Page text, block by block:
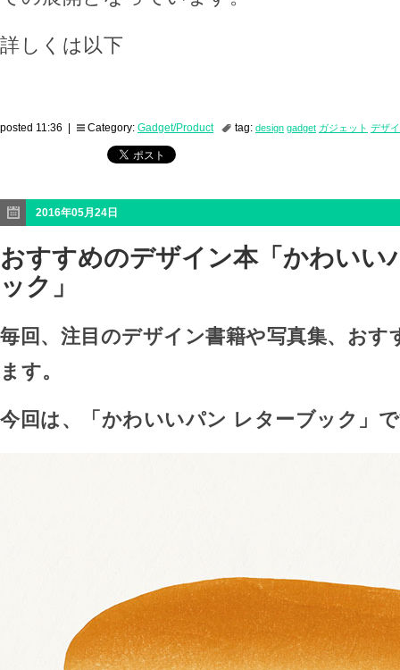
詳しくは以下
posted 11:36 | Category: Gadget/Product tag: design gadget ガジェット デザ
2016年05月24日
おすすめのデザイン本「かわいい
ック」
毎回、注目のデザイン書籍や写真集、おす
ます。
今回は、「かわいいパン レターブック」